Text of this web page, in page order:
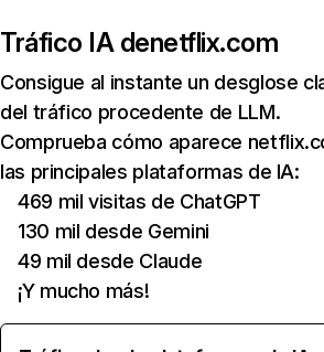
Tráfico IA denetflix.com
Consigue al instante un desglose
del tráfico procedente de LLM.
Comprueba cómo aparece
las principales plataformas de IA:
469 mil visitas de ChatGPT
130 mil desde Gemini
49 mil desde Claude
¡Y mucho más!